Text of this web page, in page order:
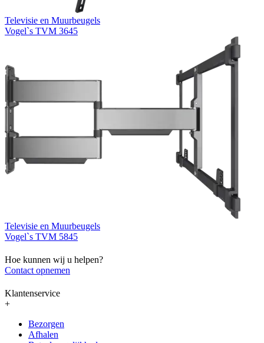
Televisie en Muurbeugels
Vogel`s TVM 3645
Televisie en Muurbeugels
Vogel`s TVM 5845
Hoe kunnen wij u helpen?
Contact opnemen
Klantenservice
+
Bezorgen
Afhalen